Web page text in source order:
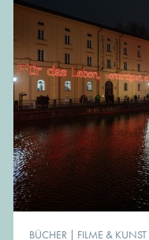
BÜCHER | FILME & KUNST